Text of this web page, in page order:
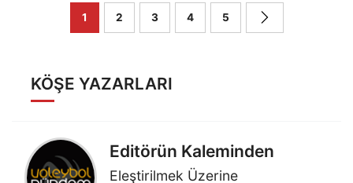
1 2 3 4 5
KÖŞE YAZARLARI
Editörün Kaleminden
Eleştirilmek Üzerine